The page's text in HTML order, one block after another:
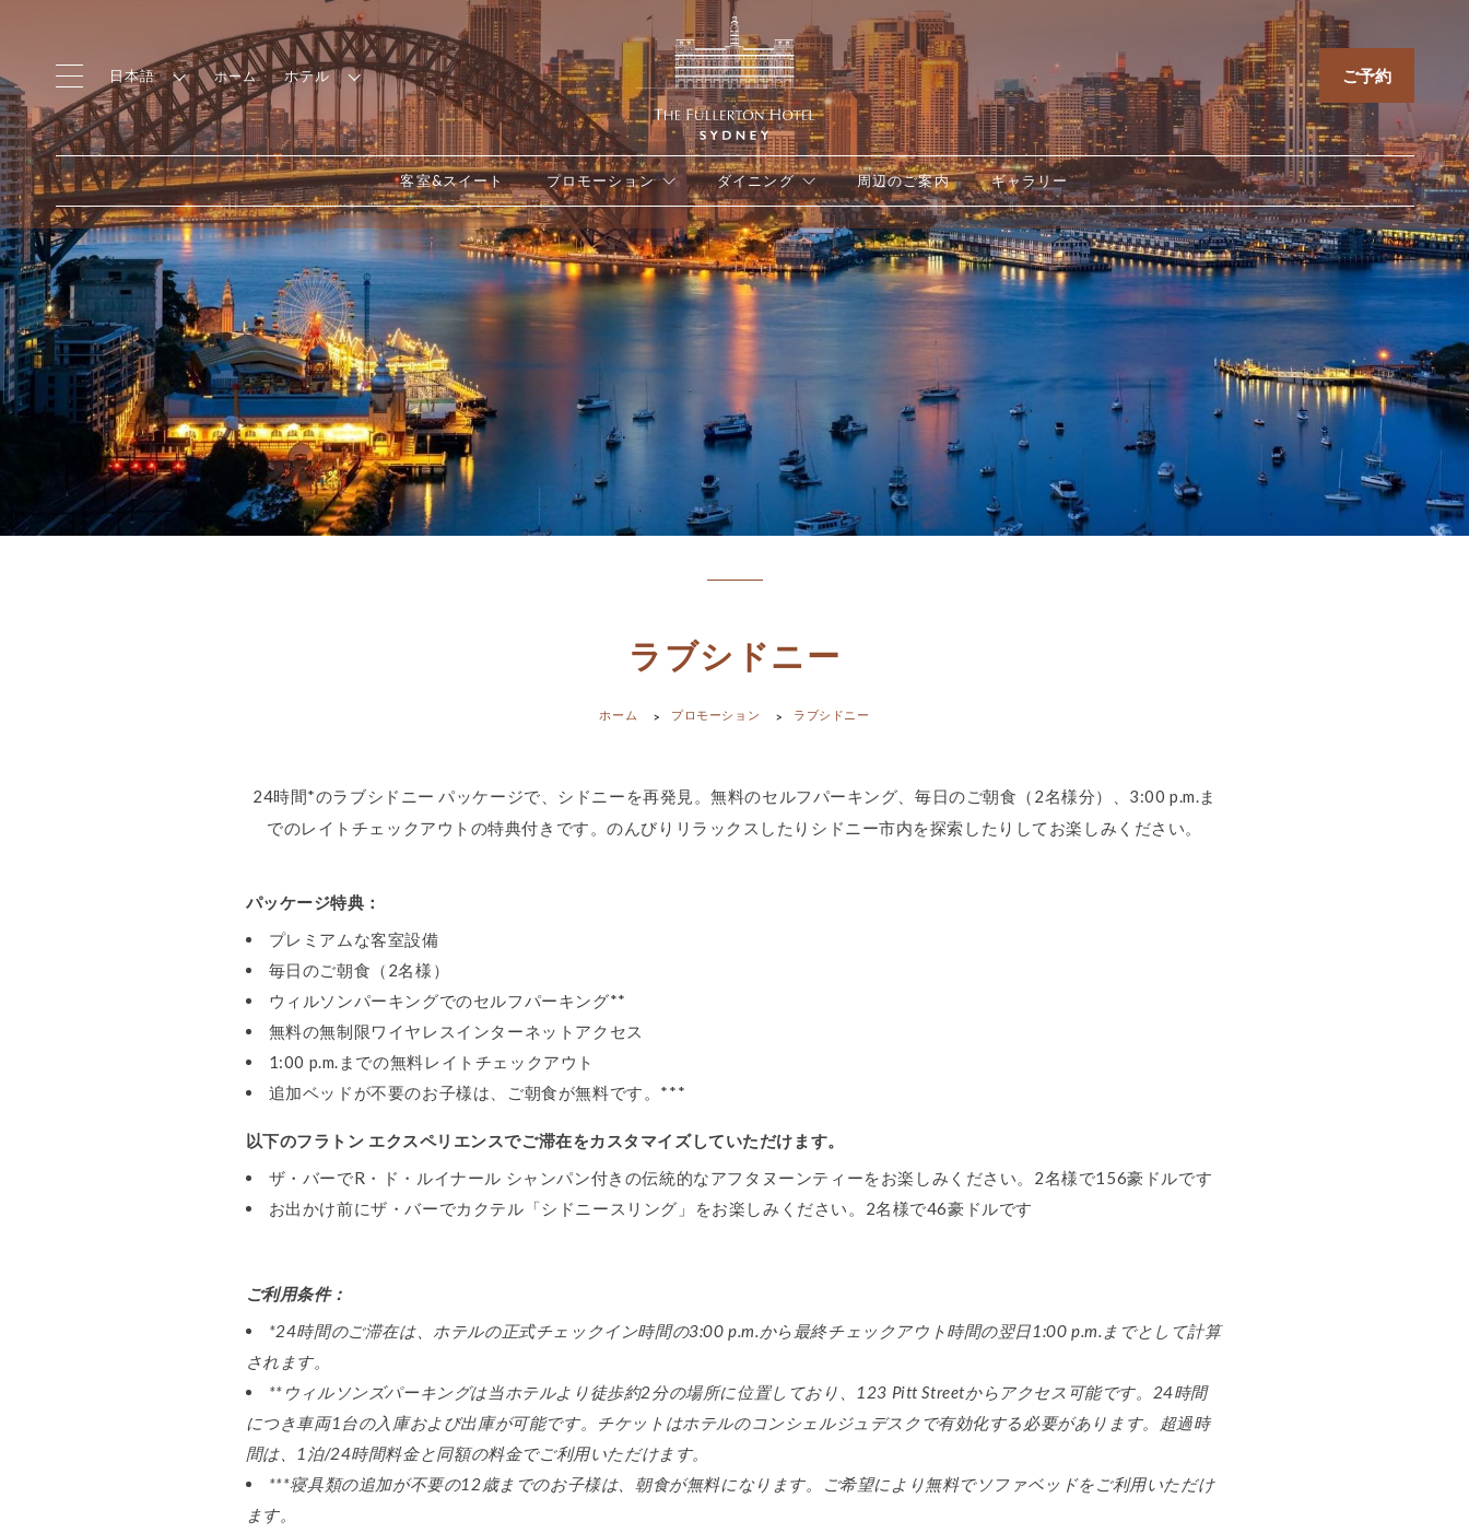
日本語 ホーム ホテル ご予約
客室&スイート プロモーション ダイニング 周辺のご案内 ギャラリー
ラブシドニー
ホーム プロモーション ラブシドニー
24時間*のラブシドニー パッケージで、シドニーを再発見。無料のセルフパーキング、毎日のご朝食（2名様分）、3:00 p.m.ま
でのレイトチェックアウトの特典付きです。のんびりリラックスしたりシドニー市内を探索したりしてお楽しみください。
パッケージ特典：
プレミアムな客室設備
毎日のご朝食（2名様）
ウィルソンパーキングでのセルフパーキング**
無料の無制限ワイヤレスインターネットアクセス
1:00 p.m.までの無料レイトチェックアウト
追加ベッドが不要のお子様は、ご朝食が無料です。***
以下のフラトン エクスペリエンスでご滞在をカスタマイズしていただけます。
ザ・バーでR・ド・ルイナール シャンパン付きの伝統的なアフタヌーンティーをお楽しみください。2名様で156豪ドルです
お出かけ前にザ・バーでカクテル「シドニースリング」をお楽しみください。2名様で46豪ドルです
ご利用条件：
*24時間のご滞在は、ホテルの正式チェックイン時間の3:00 p.m.から最終チェックアウト時間の翌日1:00 p.m.までとして計算
されます。
**ウィルソンズパーキングは当ホテルより徒歩約2分の場所に位置しており、123 Pitt Streetからアクセス可能です。24時間
につき車両1台の入庫および出庫が可能です。チケットはホテルのコンシェルジュデスクで有効化する必要があります。超過時
間は、1泊/24時間料金と同額の料金でご利用いただけます。
***寝具類の追加が不要の12歳までのお子様は、朝食が無料になります。ご希望により無料でソファベッドをご利用いただけ
ます。